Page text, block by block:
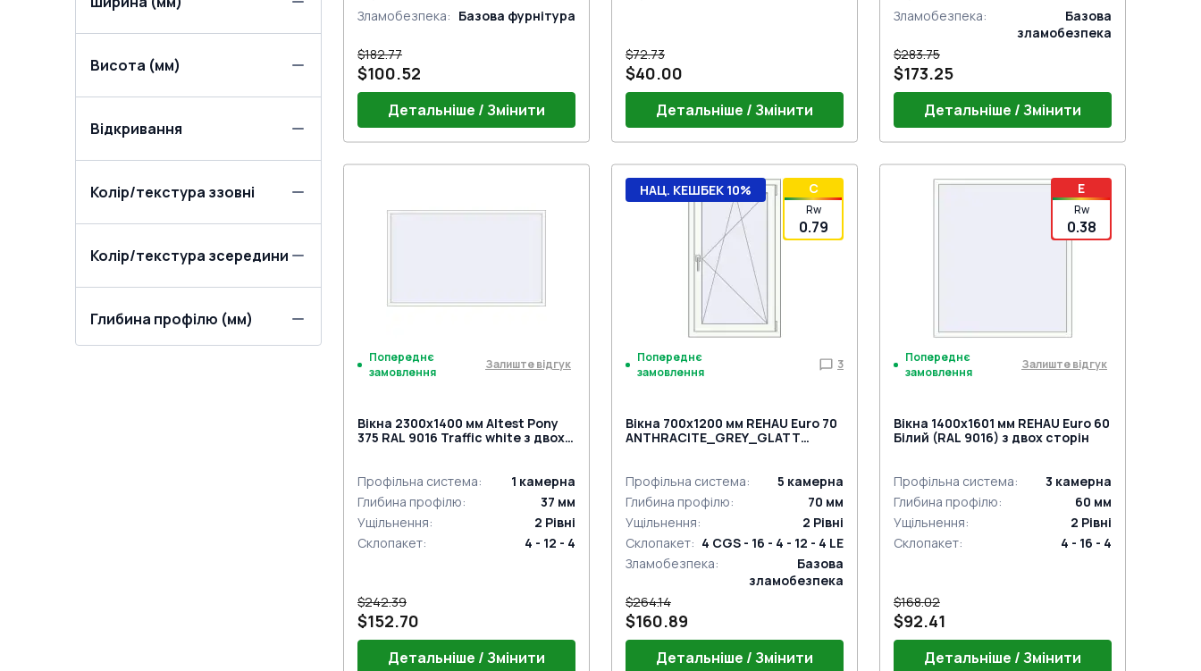
Висота (мм)
Відкривання
Колір/текстура ззовні
Колір/текстура зсередини
Глибина профілю (мм)
Зламобезпека: Базова фурнітура
$182.77
$100.52
Детальніше / Змінити
$72.73
$40.00
Детальніше / Змінити
Зламобезпека:
Базова
зламобезпека
$283.75
$173.25
Детальніше / Змінити
Ручка віконна HOPPE Штутгарт
Мікроліфт DFE (WINKHAUS)
Мікропровітрювання (WINKHAUS)
Попереднє
замовлення
Залиште відгук
Вікна 2300x1400 мм Altest Pony
375 RAL 9016 Traffic white з двох
Профільна система: 1 камерна
Глибина профілю: 37 мм
Ущільнення: 2 Рівні
Склопакет: 4 - 12 - 4
$242.39
$152.70
Детальніше / Змінити
C
Rw
0.79
НАЦ. КЕШБЕК 10%
Попереднє
замовлення
3
Вікна 700x1200 мм REHAU Euro 70
ANTHRACITE_GREY_GLATT
Профільна система: 5 камерна
Глибина профілю: 70 мм
Ущільнення: 2 Рівні
Склопакет: 4 CGS - 16 - 4 - 12 - 4 LE
Зламобезпека:
Базова
зламобезпека
$264.14
$160.89
Детальніше / Змінити
E
Rw
0.38
Попереднє
замовлення
Залиште відгук
Вікна 1400x1601 мм REHAU Euro 60
Білий (RAL 9016) з двох сторін
Профільна система: 3 камерна
Глибина профілю: 60 мм
Ущільнення: 2 Рівні
Склопакет: 4 - 16 - 4
$168.02
$92.41
Детальніше / Змінити